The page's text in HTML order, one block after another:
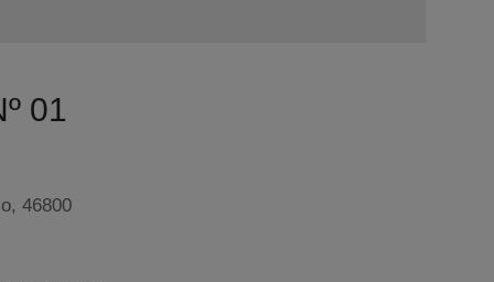
01
46800